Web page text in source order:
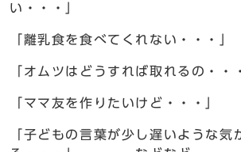
い・・・」
「離乳食を食べてくれない・・・」
「オムツはどうすれば取れるの・・
「ママ友を作りたいけど・・・」
「子どもの言葉が少し遅いような気